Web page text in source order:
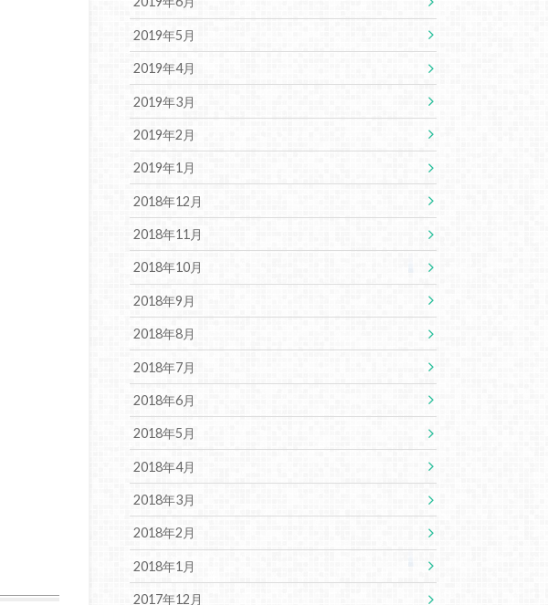
2019年5月
2019年4月
2019年3月
2019年2月
2019年1月
2018年12月
2018年11月
2018年10月
2018年9月
2018年8月
2018年7月
2018年6月
2018年5月
2018年4月
2018年3月
2018年2月
2018年1月
2017年12月